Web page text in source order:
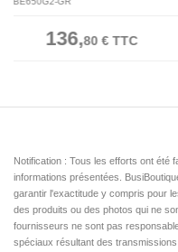
98,00€HT
Notification : Tous les efforts ont été
informations présentées.
garantir l'exactitude y compris pour
des produits ou des photos qui ne
fournisseurs ne sont pas
spéciaux résultant des